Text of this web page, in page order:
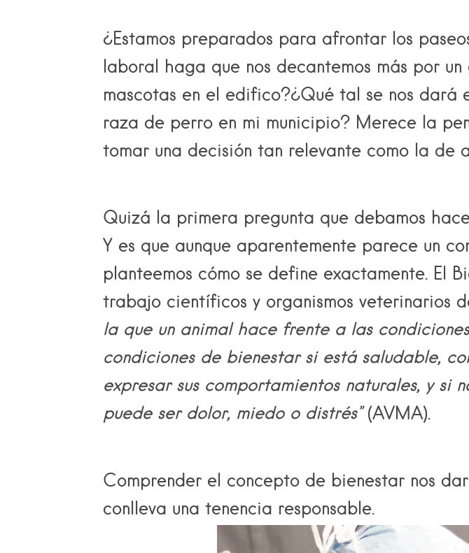
¿Estamos preparados para afrontar los
laboral haga que nos decantemos más por
mascotas en el edifico?¿Qué tal se nos
raza de perro en mi municipio? Merece la
tomar una decisión tan relevante como la de
Quizá la primera pregunta que debamos
Y es que aunque aparentemente parece un
planteemos cómo se define exactamente. El
trabajo científicos y organismos veterinarios
la que un animal hace frente a las condiciones
condiciones de bienestar si está saludable,
expresar sus comportamientos naturales, y si
puede ser dolor, miedo o distrés”(AVMA).
Comprender el concepto de bienestar nos
conlleva una tenencia responsable.